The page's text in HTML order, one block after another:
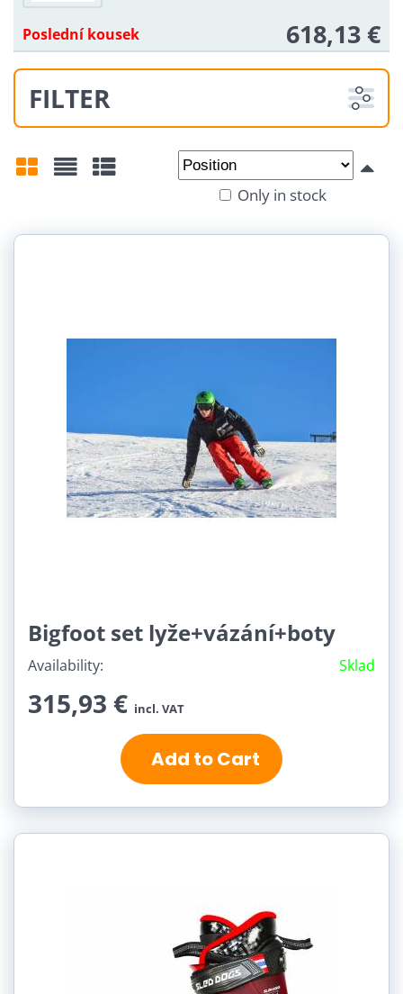
Poslední kousek 618,13 €
FILTER
To:
Velikost:
Only in stock
Bigfoot set lyže+vázání+boty
Availability: Sklad
315,93 € incl. VAT
Add to Cart